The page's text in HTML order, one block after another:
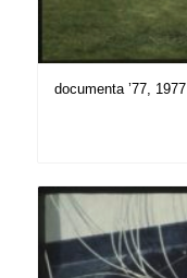
documenta ’77, 1977